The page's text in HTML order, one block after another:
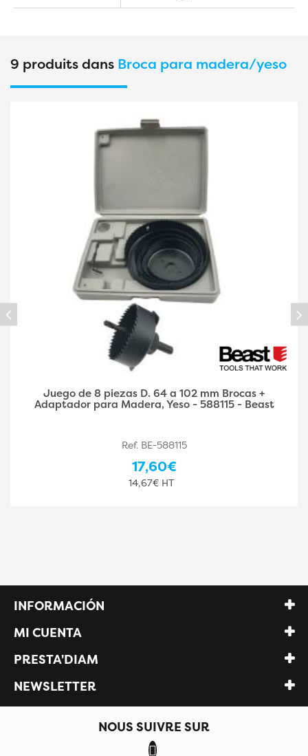
9 produits dans Broca para madera/yeso
Trepans Acier Bi-Métal Ø168 H38 – Outil de
Précis et Durable - LEMAN
Ref. LEM-38.168
INFORMACIÓN
MI CUENTA
PRESTA'DIAM
NEWSLETTER
NOUS SUIVRE SUR